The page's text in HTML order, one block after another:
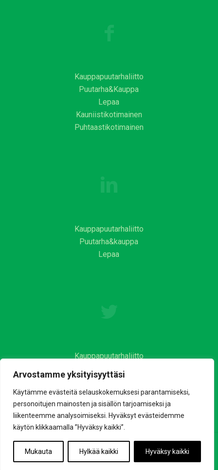
Arvostamme yksityisyyttäsi
Käytämme evästeitä selauskokemuksesi parantamiseksi,
personoitujen mainosten ja sisällön tarjoamiseksi ja
liikenteemme analysoimiseksi. Hyväksyt evästeidemme
käytön klikkaamalla ”Hyväksy kaikki”.
Mukauta Hylkää kaikki Hyväksy kaikki
Kauppapuutarhaliitto
Puutarha&Kauppa
Lepaa
Kauniistikotimainen
Puhtaastikotimainen
Kauppapuutarhaliitto
Puutarha&kauppa
Lepaa
Kauppapuutarhaliitto